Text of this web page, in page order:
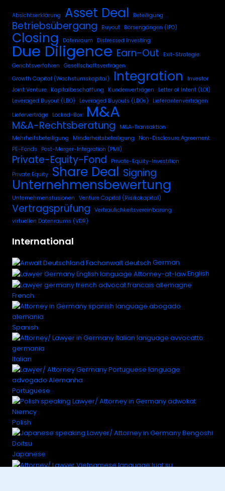
Absichtserklärung Asset Deal Beteiligung
Betriebsübergang Buyout Börsengängen (IPO)
Closing Datenraum Distressed Investing
Due Diligence Earn-Out
Exit-Strategie
Gerichtsverfahren Gesellschaftsverträgen
Growth Capital (Wachstumskapital)
Integration
Investor
Joint Venture Kapitalbeschaffung Kundenverträgen
Letter of Intent (LOI)
Leveraged Buyout (LBO)
Leveraged Buyouts (LBOs)
Lieferantenverträgen
Lieferverträge Locked-Box M&A
M&A-Rechtsberatung
M&A-Transaktion
Mehrheitsbeteiligung
Minderheitsbeteiligung
Non-Disclosure Agreement
PE-Fonds
Post-Merger-Integration (PMI)
Private-Equity-Fond
Private-Equity-Investition
Private Equity Share Deal Signing
Unternehmensbewertung
Unternehmensfusionen Venture Capital (Risikokapital)
Vertragsprüfung Vertraulichkeitsvereinbarung
virtuellen Datenraums (VDR)
International
German
English
French
Spanish
Italian
Portuguese
Polish
Japanese